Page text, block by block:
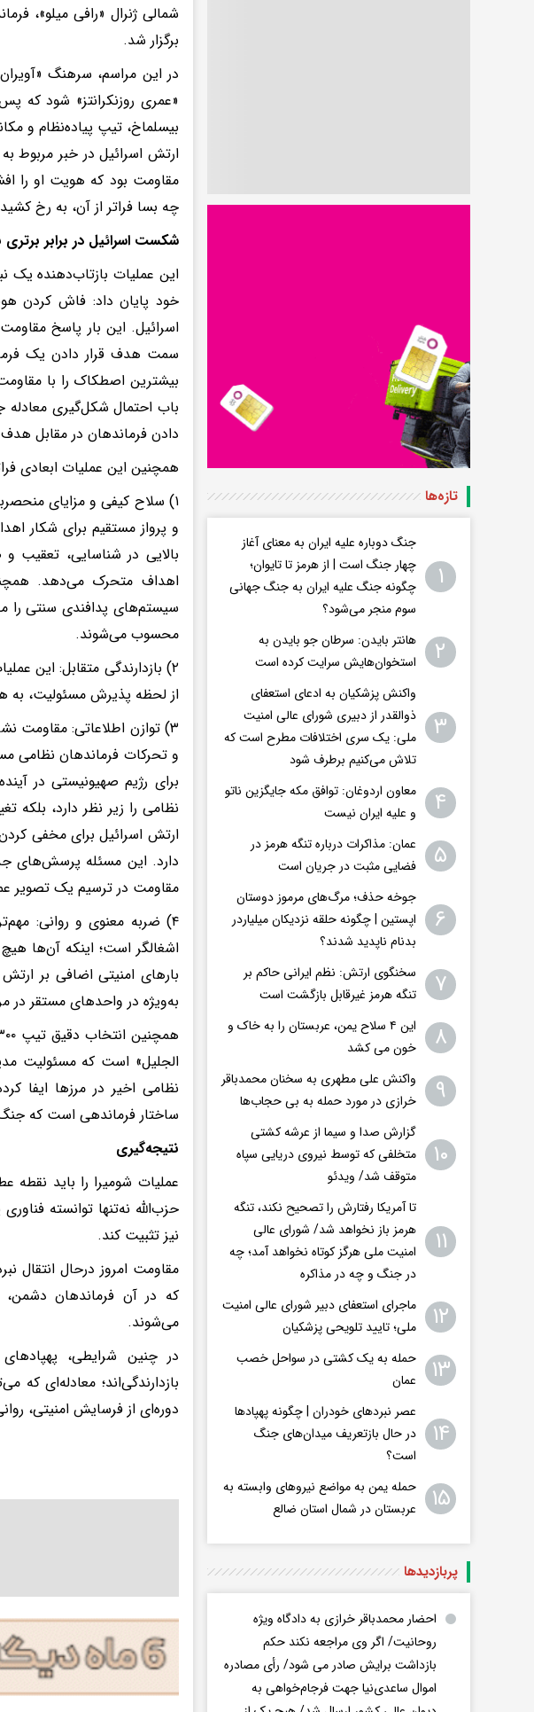
برگزار شد.
بیسلماخ، تیپ پیاده‌نظام و
ارتش اسرائیل در خبر مربوط
مقاومت بود که هویت او را
چه بسا فراتر از آن، به رخ
شکست اسرائیل در برابر
این عملیات بازتاب‌دهنده
خود پایان داد: فاش کردن
اسرائیل. این بار پاسخ
سمت هدف قرار دادن یک
بیشترین اصطکاک را با
باب احتمال شکل‌گیری معادله
دادن فرماندهان در مقابل
همچنین این عملیات ابعادی
۱) سلاح کیفی و مزایای
و پرواز مستقیم برای شکار
بالایی در شناسایی، تعقیب و
اهداف متحرک می‌دهد.
سیستم‌های پدافندی سنتی را
محسوب می‌شوند.
۲) بازدارندگی متقابل: این
از لحظه پذیرش مسئولیت،
۳) توازن اطلاعاتی: مقاومت
و تحرکات فرماندهان نظامی
برای رژیم صهیونیستی در
نظامی را زیر نظر دارد، بلکه
ارتش اسرائیل برای مخفی
دارد. این مسئله پرسش‌های
مقاومت در ترسیم یک تصویر
۴) ضربه معنوی و روانی:
اشغالگر است؛ اینکه آن‌ها
بارهای امنیتی اضافی بر
به‌ویژه در واحدهای مستقر در
الجلیل» است که مسئولیت
نظامی اخیر در مرزها ایفا
ساختار فرماندهی است که
نتیجه‌گیری
عملیات شومیرا را باید نقطه
حزب‌الله نه‌تنها توانسته
نیز تثبیت کند.
مقاومت امروز درحال انتقال
که در آن فرماندهان
می‌شوند.
در چنین شرایطی،
بازدارندگی‌اند؛ معادله‌ای
دوره‌ای از فرسایش امنیتی،
تازه‌ها
۱
جنگ دوباره علیه ایران به معنای آغاز
چهار جنگ است | از هرمز تا تایوان؛
چگونه جنگ علیه ایران به جنگ جهانی
سوم منجر می‌شود؟
۲
هانتر بایدن: سرطان جو بایدن به
استخوان‌هایش سرایت کرده است
۳
واکنش پزشکیان به ادعای استعفای
ذوالقدر از دبیری شورای عالی امنیت
ملی: یک سری اختلافات مطرح است که
تلاش می‌کنیم برطرف شود
۴
معاون اردوغان: توافق مکه جایگزین ناتو
و علیه ایران نیست
۵
عمان: مذاکرات درباره تنگه هرمز در
فضایی مثبت در جریان است
۶
جوخه حذف؛ مرگ‌های مرموز دوستان
اپستین | چگونه حلقه نزدیکان میلیاردر
بدنام ناپدید شدند؟
۷
سخنگوی ارتش: نظم ایرانی حاکم بر
تنگه هرمز غیرقابل بازگشت است
۸
این ۴ سلاح یمن، عربستان را به خاک و
خون می کشد
۹
واکنش علی مطهری به سخنان محمدباقر
خرازی در مورد حمله به بی حجاب‌ها
۱۰
گزارش صدا و سیما از عرشه کشتی
متخلفی که توسط نیروی دریایی سپاه
متوقف شد/ ویدئو
۱۱
تا آمریکا رفتارش را تصحیح نکند، تنگه
هرمز باز نخواهد شد/ شورای عالی
امنیت ملی هرگز کوتاه نخواهد آمد؛ چه
در جنگ و چه در مذاکره
۱۲
ماجرای استعفای دبیر شورای عالی امنیت
ملی؛ تایید تلویحی پزشکیان
۱۳
حمله به یک کشتی در سواحل خصب
عمان
۱۴
عصر نبردهای خودران | چگونه پهپادها
در حال بازتعریف میدان‌های جنگ
است؟
۱۵
حمله یمن به مواضع نیروهای وابسته به
عربستان در شمال استان ضالع
پربازدید‌ها
احضار محمدباقر خرازی به دادگاه ویژه
روحانیت/ اگر وی مراجعه نکند حکم
بازداشت برایش صادر می شود/ رأی مصادره
اموال ساعدی‌نیا جهت فرجام‌خواهی به